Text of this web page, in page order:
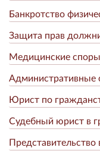
Банкротство
Защита прав
Медицинские
Административные
Юрист по
Судебный юрист в